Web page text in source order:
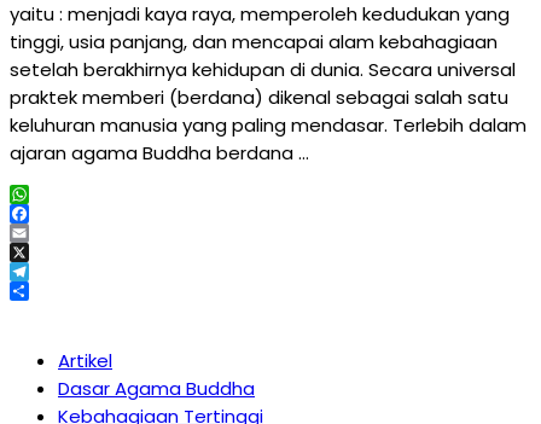
yaitu : menjadi kaya raya, memperoleh kedudukan yang
tinggi, usia panjang, dan mencapai alam kebahagiaan
setelah berakhirnya kehidupan di dunia. Secara universal
praktek memberi (berdana) dikenal sebagai salah satu
keluhuran manusia yang paling mendasar. Terlebih dalam
ajaran agama Buddha berdana …
WhatsApp
Facebook
Email
X
Telegram
Artikel
Dasar Agama Buddha
Kebahagiaan Tertinggi